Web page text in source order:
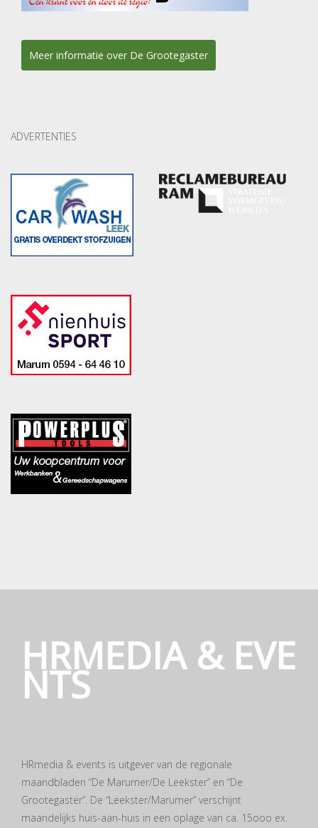
Meer informatie over De Grootegaster
ADVERTENTIES
HRMEDIA & EVE
NTS
HRmedia & events is uitgever van de regionale
maandbladen “De Marumer/De Leekster” en “De
Grootegaster”. De “Leekster/Marumer” verschijnt
maandelijks huis-aan-huis in een oplage van ca. 15ooo ex.